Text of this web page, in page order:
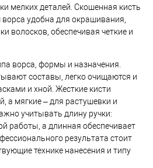
мелких деталей. Скошенная кисть
удобна для окрашивания,
волосков, обеспечивая четкие и
ворса, формы и назначения.
составы, легко очищаются и
и хной. Жесткие кисти
а мягкие – для растушевки и
учитывать длину ручки:
работы, а длинная обеспечивает
результата стоит
технике нанесения и типу